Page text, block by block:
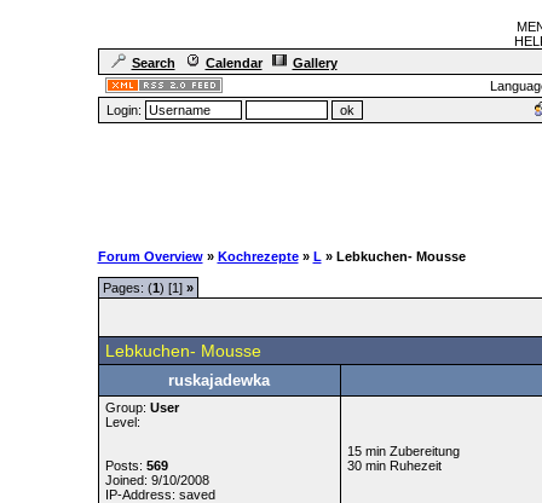
Search
Calendar
Gallery
Login:
Forum Overview » Kochrezepte » L » Lebkuchen- Mousse
Pages: (1) [1] »
Lebkuchen- Mousse
ruskajadewka
Group: User
Level:
Posts: 569
Joined: 9/10/2008
IP-Address: saved
15 min Zubereitung
30 min Ruhezeit